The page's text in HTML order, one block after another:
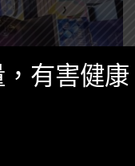
有害健康